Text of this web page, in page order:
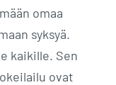
omaa
syksyä.
kaikille. Sen
ovat